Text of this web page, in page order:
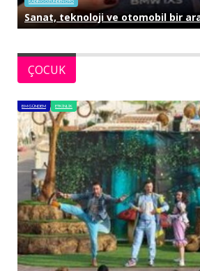
Sanat, teknoloji ve otomobil bir
ÇOCUK
BM GÜNDEM ETKINLIK